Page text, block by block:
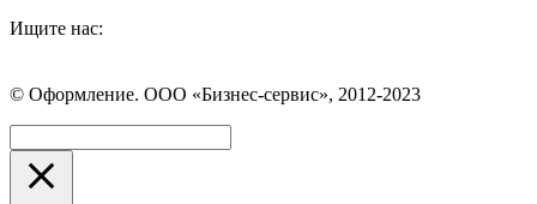
Ищите нас:
Вконтакте
открывается
в
новом
окне
WhatsApp
открывается
в
новом
окне
Telegram
открывается
в
новом
окне
© Оформление. ООО «Бизнес-сервис», 2012-2023